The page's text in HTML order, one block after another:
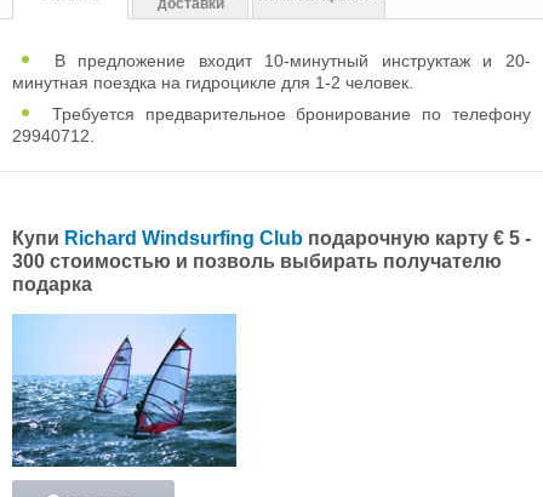
В предложение входит 10-минутный инструктаж и 20-
минутная поездка на гидроцикле для 1-2 человек.
Требуется предварительное бронирование по телефону
29940712.
Купи Richard Windsurfing Club подарочную карту € 5 -
300 стоимостью и позволь выбирать получателю
подарка